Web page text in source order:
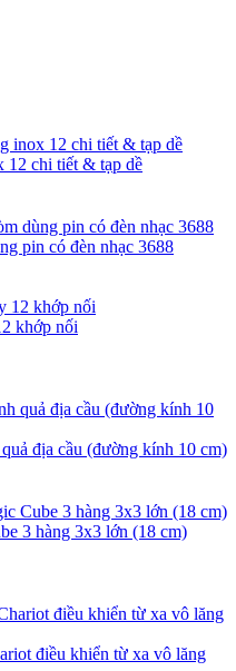
12 chi tiết & tạp dề
pin có đèn nhạc 3688
khớp nối
địa cầu (đường kính 10 cm)
3 hàng 3x3 lớn (18 cm)
điều khiển từ xa vô lăng